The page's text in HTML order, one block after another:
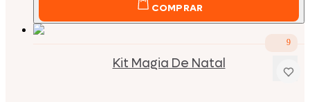
COMPRAR
Kit Magia De Natal
9